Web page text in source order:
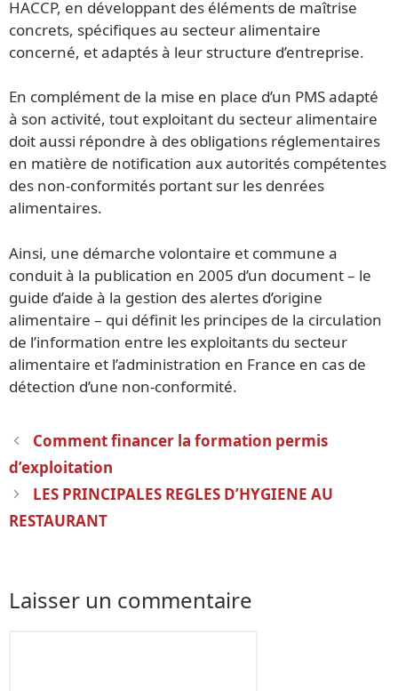
HACCP, en développant des éléments de maîtrise
concrets, spécifiques au secteur alimentaire
concerné, et adaptés à leur structure d’entreprise.
En complément de la mise en place d’un PMS adapté
à son activité, tout exploitant du secteur alimentaire
doit aussi répondre à des obligations réglementaires
en matière de notification aux autorités compétentes
des non-conformités portant sur les denrées
alimentaires.
Ainsi, une démarche volontaire et commune a
conduit à la publication en 2005 d’un document – le
guide d’aide à la gestion des alertes d’origine
alimentaire – qui définit les principes de la circulation
de l’information entre les exploitants du secteur
alimentaire et l’administration en France en cas de
détection d’une non-conformité.
Navigation
des
articles
Comment financer la formation permis
d’exploitation
LES PRINCIPALES REGLES D’HYGIENE AU
RESTAURANT
Laisser un commentaire